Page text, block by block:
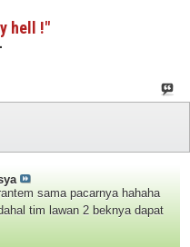
hell !"
sama pacarnya hahaha
tim lawan 2 beknya dapat